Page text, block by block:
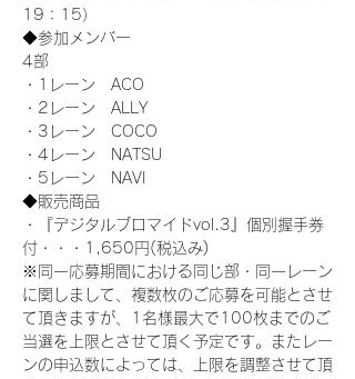
19：15）
◆参加メンバー
4部
・1レーン　ACO
・2レーン　ALLY
・3レーン　COCO
・4レーン　NATSU
・5レーン　NAVI
◆販売商品
・『デジタルブロマイドvol.3』個別握手券
付・・・1,650円(税込み)
※同一応募期間における同じ部・同一レーン
に関しまして、複数枚のご応募を可能とさせ
て頂きますが、1名様最大で100枚までのご
当選を上限とさせて頂く予定です。またレー
ンの申込数によっては、上限を調整させて頂